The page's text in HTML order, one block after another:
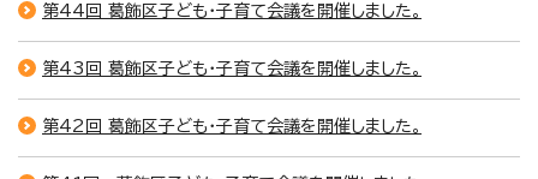
第44回 葛飾区子ども・子育て会議を開催しました。
第43回 葛飾区子ども・子育て会議を開催しました。
第42回 葛飾区子ども・子育て会議を開催しました。